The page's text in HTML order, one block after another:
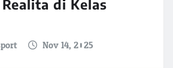
di Kelas
Nov 14, 2025